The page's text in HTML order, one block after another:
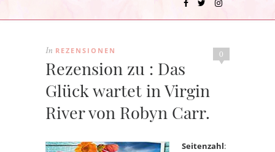
0
In REZENSIONEN
Rezension zu : Das
Glück wartet in Virgin
River von Robyn Carr.
Seitenzahl: